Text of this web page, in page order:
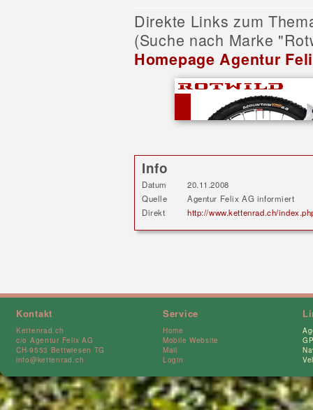
Direkte Links zum
(Suche nach Marke
Homepage Agentur
Info
Datum
20.11.2008
Quelle
Agentur Felix AG informiert
Direkt
http://www.kettenrad.ch/
Kontakt
Kettenrad.ch
c/o Agentur Felix AG
CH-9553 Bettwiesen TG
info@kettenrad.ch
Service
Home
Mobile Website
Mail
Login